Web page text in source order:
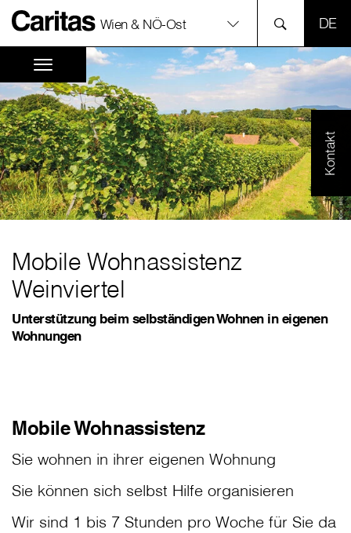
Wien & NÖ-Ost
Kontakt
Mobile Wohnassistenz
Weinviertel
Unterstützung beim selbständigen Wohnen in eigenen
Wohnungen
Mobile Wohnassistenz
Sie wohnen in ihrer eigenen Wohnung
Sie können sich selbst Hilfe organisieren
Wir sind 1 bis 7 Stunden pro Woche für Sie da